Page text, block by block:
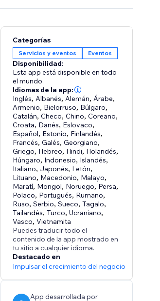
Categorías
Servicios y eventos Eventos
Disponibilidad:
Esta app está disponible en todo
el mundo.
Idiomas de la app:
Inglés, Albanés, Alemán, Árabe,
Armenio, Bielorruso, Búlgaro,
Catalán,Checo,Chino,Coreano,
Croata, Danés, Eslovaco,
Español, Estonio, Finlandés,
Francés,Galés,Georgiano,
Griego, Hebreo, Hindi, Holandés,
Húngaro, Indonesio, Islandés,
Italiano, Japonés, Letón,
Lituano, Macedonio, Malayo,
Maratí, Mongol, Noruego, Persa,
Polaco, Portugués, Rumano,
Ruso,Serbio,Sueco,Tagalo,
Tailandés,Turco,Ucraniano,
Vasco,Vietnamita
Puedes traducir todo el
contenido de la app mostrado en
tu sitio a cualquier idioma.
Destacado en
Impulsar el crecimiento del negocio
App desarrollada por